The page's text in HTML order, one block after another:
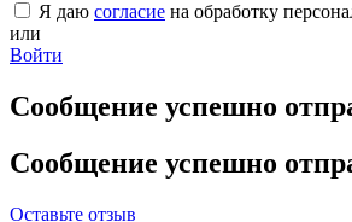
Я даю согласие на обработку
или
Войти
Сообщение успешно
Сообщение успешно
Оставьте отзыв